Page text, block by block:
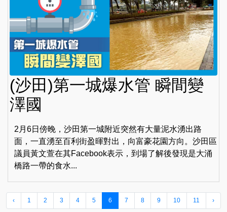
(沙田)第一城爆水管 瞬間變
澤國
2月6日傍晚，沙田第一城附近突然有大量泥水湧出路
面，一直湧至百利街盈暉對出，向富豪花園方向。沙田區
議員黃文萱在其Facebook表示，到場了解後發現是大涌
橋路一帶的食水...
‹ 1 2 3 4 5 6 7 8 9 10 11 ›